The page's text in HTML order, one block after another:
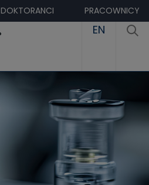
DOKTORANCI PRACOWNICY
EN